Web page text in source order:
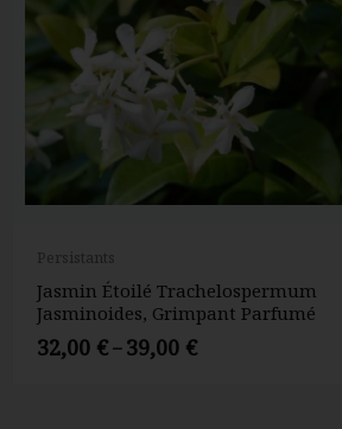
Persistants
Jasmin Étoilé Trachelospermum
Jasminoides, Grimpant Parfumé
32,00 € – 39,00 €
de
32,00 €
à
39,00 €